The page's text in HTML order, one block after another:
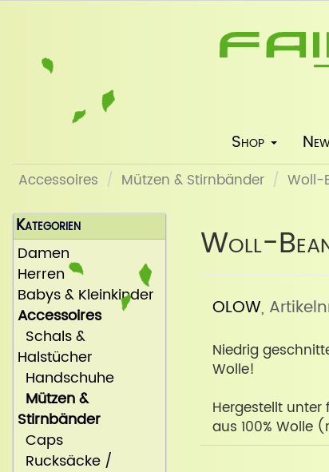
Shop
Accessoires Mützen & Stirnbänder Woll-
Woll-
OLOW,
Niedrig
Wolle!
Hergestellt
aus 100% Wolle
Kategorien
Damen
Herren
Babys & Kleinkinder
Accessoires
Schals &
Halstücher
Handschuhe
Mützen &
Stirnbänder
Caps
Rucksäcke /